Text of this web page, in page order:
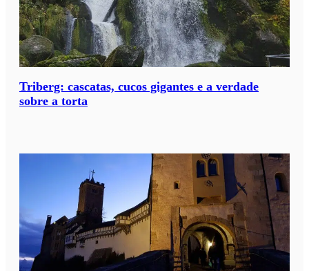
Triberg: cascatas, cucos gigantes e a verdade
sobre a torta